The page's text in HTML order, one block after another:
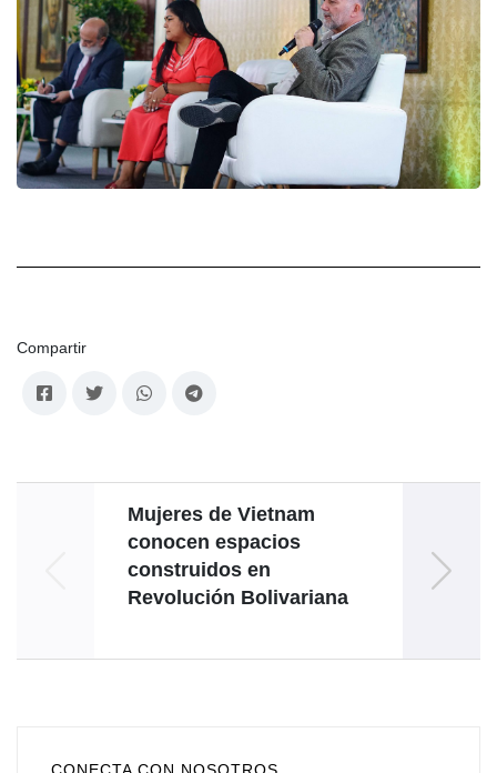
Compartir
Mujeres de Vietnam
conocen espacios
construidos en
Revolución Bolivariana
no
CONECTA CON NOSOTROS